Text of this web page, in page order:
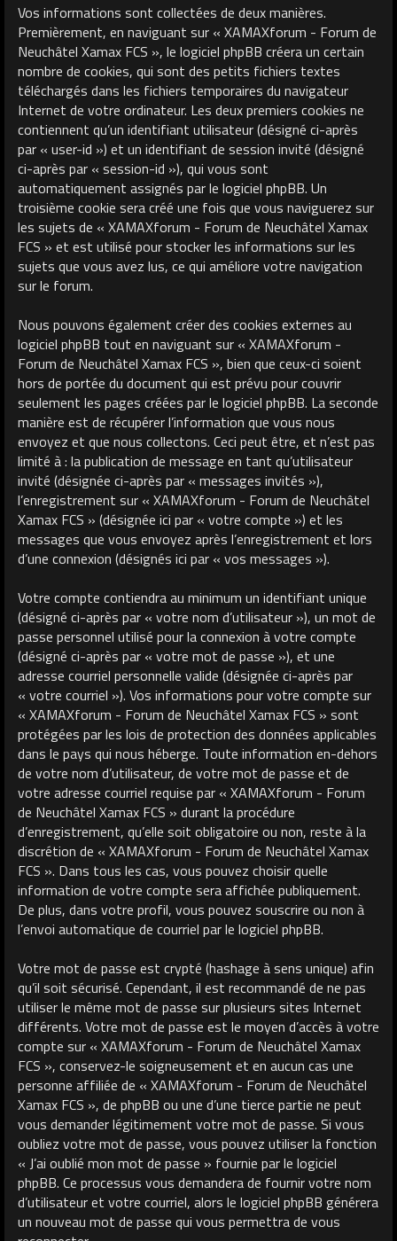
Vos informations sont collectées de deux manières.
Premièrement, en naviguant sur « XAMAXforum - Forum de
Neuchâtel Xamax FCS », le logiciel phpBB créera un certain
nombre de cookies, qui sont des petits fichiers textes
téléchargés dans les fichiers temporaires du navigateur
Internet de votre ordinateur. Les deux premiers cookies ne
contiennent qu’un identifiant utilisateur (désigné ci-après
par « user-id ») et un identifiant de session invité (désigné
ci-après par « session-id »), qui vous sont
automatiquement assignés par le logiciel phpBB. Un
troisième cookie sera créé une fois que vous naviguerez sur
les sujets de « XAMAXforum - Forum de Neuchâtel Xamax
FCS » et est utilisé pour stocker les informations sur les
sujets que vous avez lus, ce qui améliore votre navigation
sur le forum.
Nous pouvons également créer des cookies externes au
logiciel phpBB tout en naviguant sur « XAMAXforum -
Forum de Neuchâtel Xamax FCS », bien que ceux-ci soient
hors de portée du document qui est prévu pour couvrir
seulement les pages créées par le logiciel phpBB. La seconde
manière est de récupérer l’information que vous nous
envoyez et que nous collectons. Ceci peut être, et n’est pas
limité à : la publication de message en tant qu’utilisateur
invité (désignée ci-après par « messages invités »),
l’enregistrement sur « XAMAXforum - Forum de Neuchâtel
Xamax FCS » (désignée ici par « votre compte ») et les
messages que vous envoyez après l’enregistrement et lors
d’une connexion (désignés ici par « vos messages »).
Votre compte contiendra au minimum un identifiant unique
(désigné ci-après par « votre nom d’utilisateur »), un mot de
passe personnel utilisé pour la connexion à votre compte
(désigné ci-après par « votre mot de passe »), et une
adresse courriel personnelle valide (désignée ci-après par
« votre courriel »). Vos informations pour votre compte sur
« XAMAXforum - Forum de Neuchâtel Xamax FCS » sont
protégées par les lois de protection des données applicables
dans le pays qui nous héberge. Toute information en-dehors
de votre nom d’utilisateur, de votre mot de passe et de
votre adresse courriel requise par « XAMAXforum - Forum
de Neuchâtel Xamax FCS » durant la procédure
d’enregistrement, qu’elle soit obligatoire ou non, reste à la
discrétion de « XAMAXforum - Forum de Neuchâtel Xamax
FCS ». Dans tous les cas, vous pouvez choisir quelle
information de votre compte sera affichée publiquement.
De plus, dans votre profil, vous pouvez souscrire ou non à
l’envoi automatique de courriel par le logiciel phpBB.
Votre mot de passe est crypté (hashage à sens unique) afin
qu’il soit sécurisé. Cependant, il est recommandé de ne pas
utiliser le même mot de passe sur plusieurs sites Internet
différents. Votre mot de passe est le moyen d’accès à votre
compte sur « XAMAXforum - Forum de Neuchâtel Xamax
FCS », conservez-le soigneusement et en aucun cas une
personne affiliée de « XAMAXforum - Forum de Neuchâtel
Xamax FCS », de phpBB ou une d’une tierce partie ne peut
vous demander légitimement votre mot de passe. Si vous
oubliez votre mot de passe, vous pouvez utiliser la fonction
« J’ai oublié mon mot de passe » fournie par le logiciel
phpBB. Ce processus vous demandera de fournir votre nom
d’utilisateur et votre courriel, alors le logiciel phpBB générera
un nouveau mot de passe qui vous permettra de vous